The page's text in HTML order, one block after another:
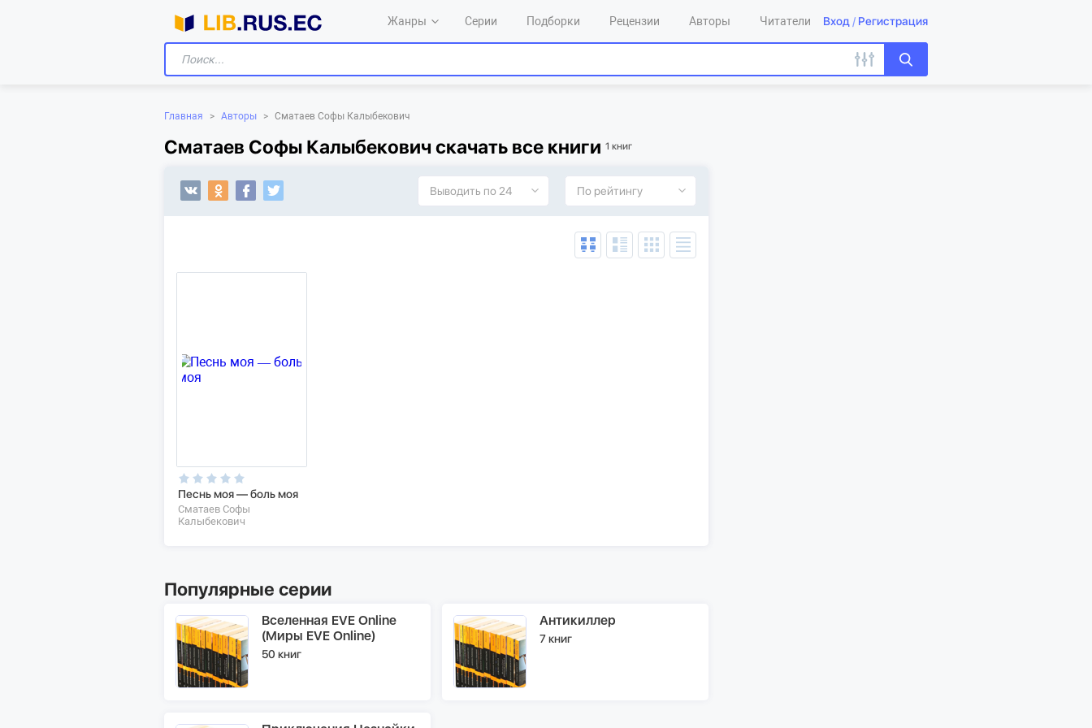
Жанры Серии Подборки Рецензии Авторы Читатели Вход / Регистрация
Главная > Авторы > Сматаев Софы Калыбекович
Сматаев Софы Калыбекович скачать все книги 1 книг
Выводить по 24 По рейтингу
Песнь моя — боль моя
Сматаев Софы
Калыбекович
Популярные серии
Вселенная EVE Online
(Миры EVE Online)
50 книг
Антикиллер
7 книг